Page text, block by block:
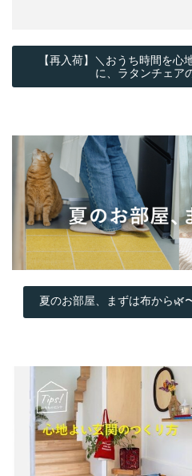
【再入荷】＼おうち時間を
に、ラタンチェア
夏のお部屋、まずは布から🌿